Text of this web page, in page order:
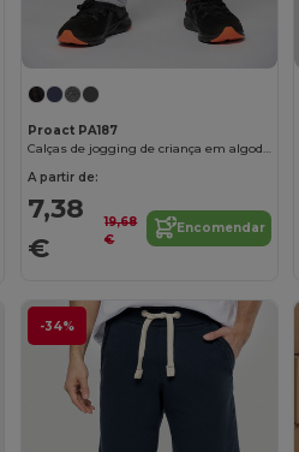
Proact PA187
Calças de jogging de criança em algodão leve
A partir de:
7,38
€
19,68
€
Encomendar
-34%